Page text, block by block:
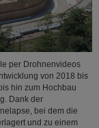
per Drohnenvideos
von 2018 bis
hin zum Hochbau
Dank der
bei dem die
und zu einem